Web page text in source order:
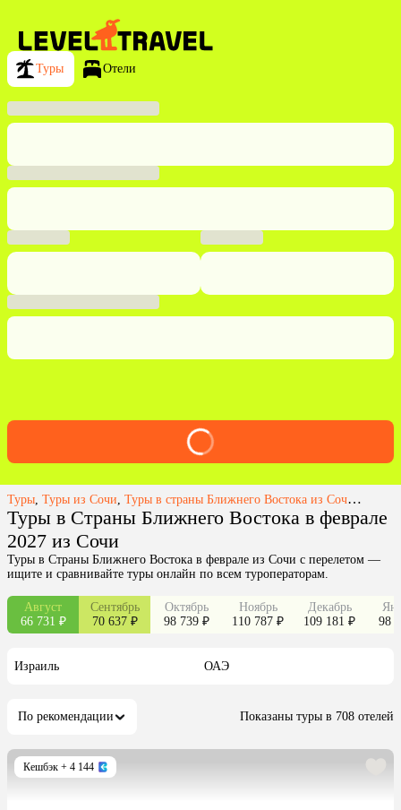
Туры Отели
Туры Туры из Сочи Туры в страны Ближнего Востока из Сочи ,
Туры в Страны Ближнего Востока в феврале
2027 из Сочи
Туры в Страны Ближнего Востока в феврале из Сочи с перелетом —
ищите и сравнивайте туры онлайн по всем туроператорам.
Август
66 731 ₽
Сентябрь
70 637 ₽
Октябрь
98 739 ₽
Ноябрь
110 787 ₽
Декабрь
109 181 ₽
98
Израиль ОАЭ
По рекомендации Показаны туры в 708 отелей
Кешбэк + 4 144